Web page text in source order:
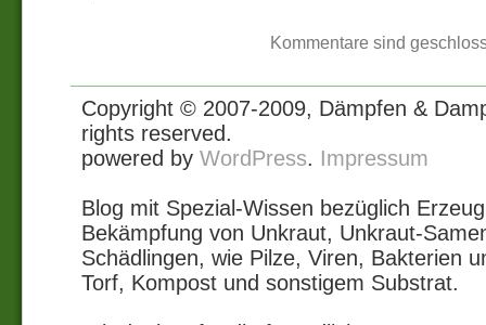
Kommentare sind
Copyright © 2007-2009, Dämpfen &
rights reserved.
powered by WordPress. Impressum
Blog mit Spezial-Wissen bezüglich
Bekämpfung von Unkraut, Unkraut-
Schädlingen, wie Pilze, Viren, Bakterien
Torf, Kompost und sonstigem Substrat.